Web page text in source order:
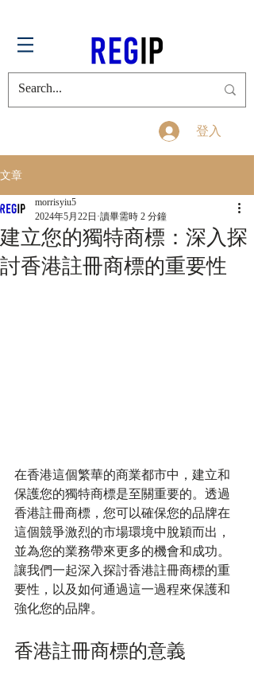
登入
文章
建立您的獨特商標：深入探
討香港註冊商標的重要性
morrisyiu5
2024年5月22日 讀畢需時 2 分鐘
在香港這個繁華的商業都市中，建立和
保護您的獨特商標是至關重要的。透過
香港註冊商標，您可以確保您的品牌在
這個競爭激烈的市場環境中脫穎而出，
並為您的業務帶來更多的機會和成功。
讓我們一起深入探討香港註冊商標的重
要性，以及如何通過這一過程來保護和
強化您的品牌。
香港註冊商標的意義